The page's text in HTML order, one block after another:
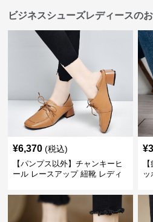
ビジネスシューズレディースの
¥6,370 (税込)
【パンプス以外】チャンキーヒ
ール レースアップ 紐靴 レディ
ーツ スクエアトゥ 歩きやすい
¥
ジ